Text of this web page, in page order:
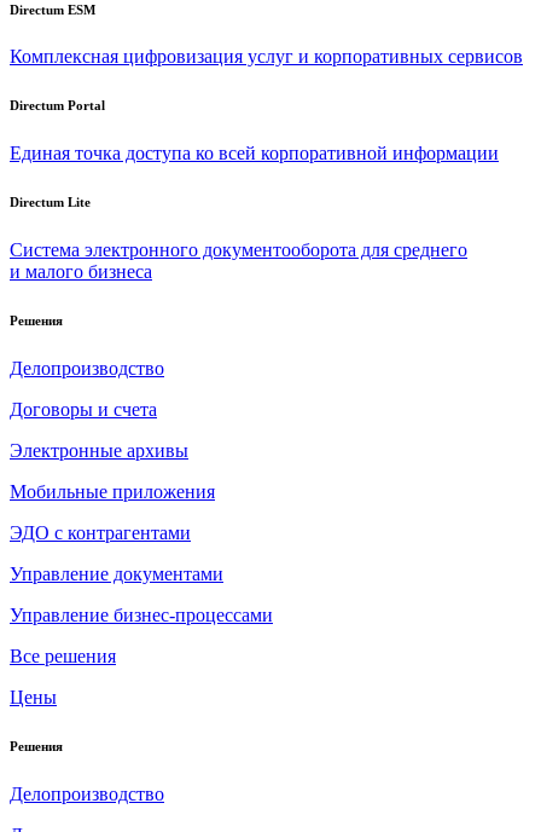
Directum ESM
Комплексная цифровизация услуг и корпоративных сервисов
Directum Portal
Единая точка доступа ко всей корпоративной информации
Directum Lite
Система электронного документооборота для среднего
и малого бизнеса
Решения
Делопроизводство
Договоры и счета
Электронные архивы
Мобильные приложения
ЭДО с контрагентами
Управление документами
Управление бизнес-процессами
Все решения
Цены
Решения
Делопроизводство